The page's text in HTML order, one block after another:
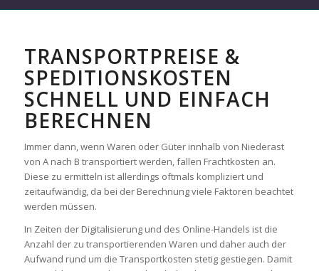
TRANSPORTPREISE &
SPEDITIONSKOSTEN
SCHNELL UND EINFACH
BERECHNEN
Immer dann, wenn Waren oder Güter innhalb von Niederast
von A nach B transportiert werden, fallen Frachtkosten an.
Diese zu ermitteln ist allerdings oftmals kompliziert und
zeitaufwändig, da bei der Berechnung viele Faktoren beachtet
werden müssen.
In Zeiten der Digitalisierung und des Online-Handels ist die
Anzahl der zu transportierenden Waren und daher auch der
Aufwand rund um die Transportkosten stetig gestiegen. Damit